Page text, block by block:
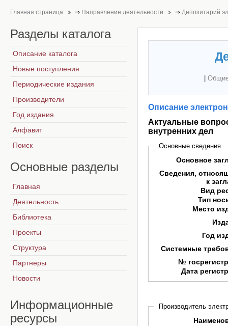
Главная страница ⇒ Направление деятельности ⇒ Депозитарий
Описание
Актуальные
внутренних дел
Основные сведения
Основное
Сведения,
к
Вид
Тип
Место
Год
Системные
№
Дата
Производитель
Разделы каталога
Описание каталога
Новые поступления
Периодические издания
Производители
Год издания
Алфавит
Поиск
Основные разделы
Главная
Деятельность
Библиотека
Проекты
Структура
Партнеры
Новости
Информационные
ресурсы